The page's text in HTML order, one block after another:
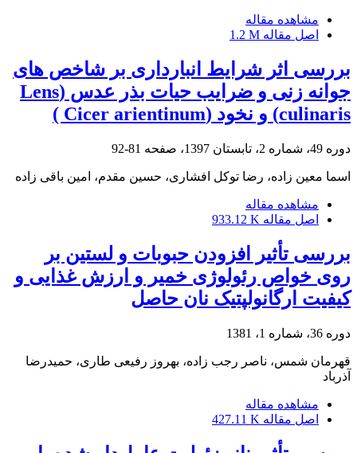
مشاهده مقاله
اصل مقاله 1.2 M
بررسی اثر شرایط انبارداری بر شاخص های
جوانه زنی و ضرایب حیات بذر عدس (Lens
culinaris) و نخود (Cicer arientinum )
دوره 49، شماره 2، تابستان 1397، صفحه 81-92
اسما معین زاده، رضا توکل افشاری، حسین مقدم، امین باقی زاده
مشاهده مقاله
اصل مقاله 933.12 K
بررسی تأثیر افزودن حبوبات و لستین بر
روی خواص رئولوژی خمیر و ارزش غذایی و
کیفیت ارگانولپتیک نان حاصل
دوره 36، شماره 1، 1381
قهرمان شمس، ناصر رجب زاده، بهروز رفیعی طاری، حمیدرضا
آذرباد
مشاهده مقاله
اصل مقاله 427.11 K